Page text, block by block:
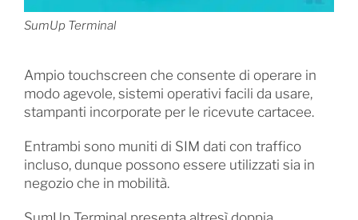
SumUp Terminal
Ampio touchscreen che consente di operare in
modo agevole, sistemi operativi facili da usare,
stampanti incorporate per le ricevute cartacee.
Entrambi sono muniti di SIM dati con traffico
incluso, dunque possono essere utilizzati sia in
negozio che in mobilità.